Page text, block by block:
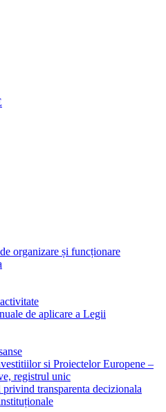
organizare și funcționare
de aplicare a Legii
si Proiectelor Europene –
registrul unic
privind transparenta decizionala